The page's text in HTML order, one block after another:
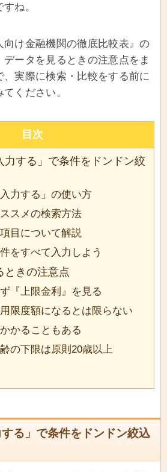
ね。
向け金融機関の徹底比較表』の
ータを見るときの注意点をま
、実際に検索・比較をする前に
ください。
目次
力する」で条件をドンドン絞
入力する」の使い方
ススメの検索方法
目について解説
をすべて入力しよう
ときの注意点
『上限金利』を見る
限度額になるとは限らない
かることもある
の下限は原則20歳以上
する」で条件をドンドン絞込